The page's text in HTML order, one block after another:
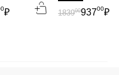
₽ 93700₽
183900